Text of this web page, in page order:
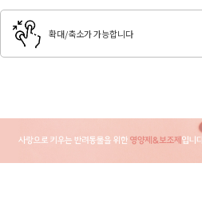
확대/축소가 가능합니다